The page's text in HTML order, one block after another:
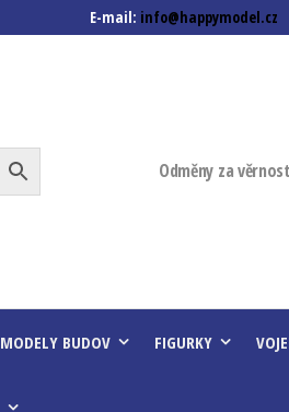
E-mail: info@happymodel.cz
Odměny za věrnost
MODELY BUDOV FIGURKY